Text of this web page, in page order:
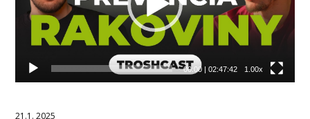
00:00| 02:47:42 1.00x
21.1. 2025